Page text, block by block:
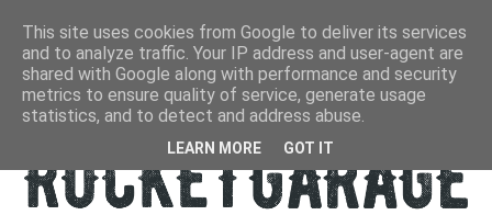
This site uses cookies from Google to deliver its services
and to analyze traffic. Your IP address and user-agent are
shared with Google along with performance and security
metrics to ensure quality of service, generate usage
statistics, and to detect and address abuse.
LEARN MORE GOT IT